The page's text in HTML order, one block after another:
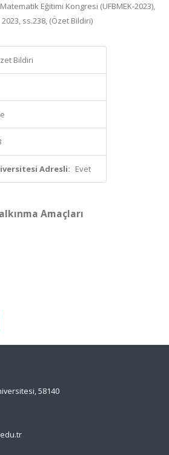
Eğitimi Kongresi (UFBMEK-2023),
ss.238, (Özet Bildiri)
Bildiri
Adresli: Evet
Amaçları
58140